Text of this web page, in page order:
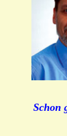
Schon